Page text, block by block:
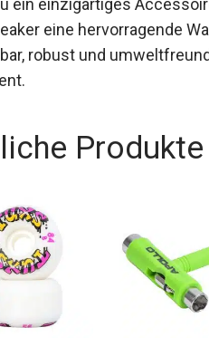
Sneaker eine
einsetzbar, robust und
Produkte